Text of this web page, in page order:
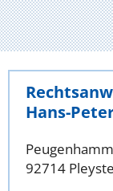
Hans-
92714